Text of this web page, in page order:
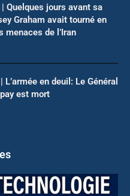
Quelques jours avant sa
Graham avait tourné en
menaces de l’Iran
L’armée en deuil: Le Général
est mort